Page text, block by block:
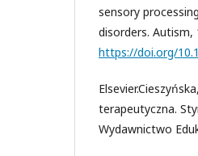
sensory
disorders. Autism,
https://doi.org/
terapeutyczna.
Wydawnictwo